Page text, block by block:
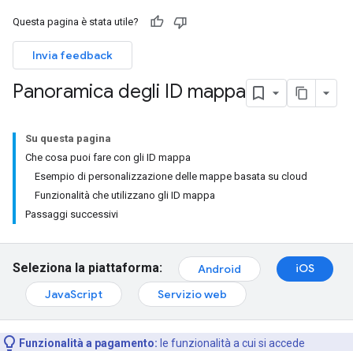
Questa pagina è stata utile?
Invia feedback
Panoramica degli ID mappa
Su questa pagina
Che cosa puoi fare con gli ID mappa
Esempio di personalizzazione delle mappe basata su cloud
Funzionalità che utilizzano gli ID mappa
Passaggi successivi
Seleziona la piattaforma: Android
iOS
JavaScript
Servizio web
Funzionalità a pagamento: le funzionalità a cui si accede